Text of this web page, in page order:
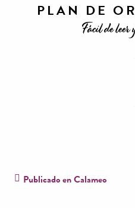
PLAN DE
Fácil de leer
Publicado en Calameo